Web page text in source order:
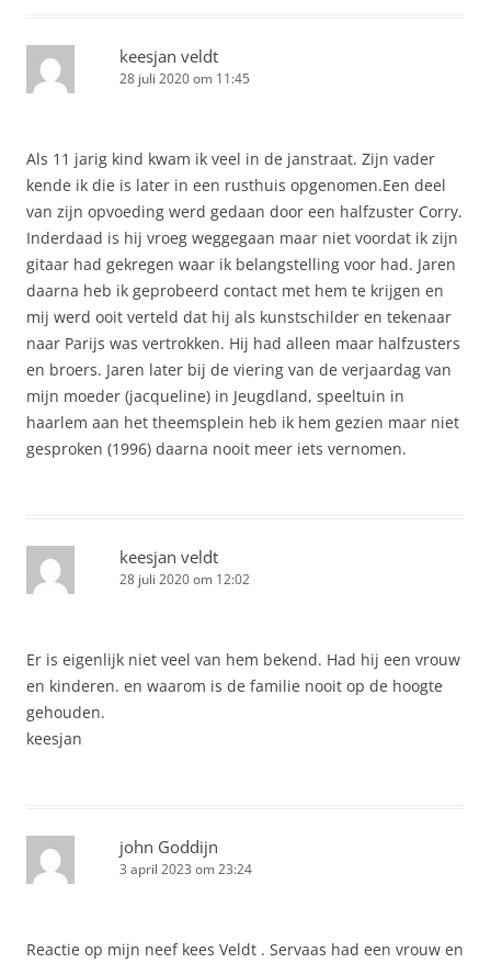
keesjan veldt
28 juli 2020 om 11:45
Als 11 jarig kind kwam ik veel in de janstraat. Zijn vader
kende ik die is later in een rusthuis opgenomen.Een deel
van zijn opvoeding werd gedaan door een halfzuster Corry.
Inderdaad is hij vroeg weggegaan maar niet voordat ik zijn
gitaar had gekregen waar ik belangstelling voor had. Jaren
daarna heb ik geprobeerd contact met hem te krijgen en
mij werd ooit verteld dat hij als kunstschilder en tekenaar
naar Parijs was vertrokken. Hij had alleen maar halfzusters
en broers. Jaren later bij de viering van de verjaardag van
mijn moeder (jacqueline) in Jeugdland, speeltuin in
haarlem aan het theemsplein heb ik hem gezien maar niet
gesproken (1996) daarna nooit meer iets vernomen.
keesjan veldt
28 juli 2020 om 12:02
Er is eigenlijk niet veel van hem bekend. Had hij een vrouw
en kinderen. en waarom is de familie nooit op de hoogte
gehouden.
keesjan
john Goddijn
3 april 2023 om 23:24
Reactie op mijn neef kees Veldt . Servaas had een vrouw en